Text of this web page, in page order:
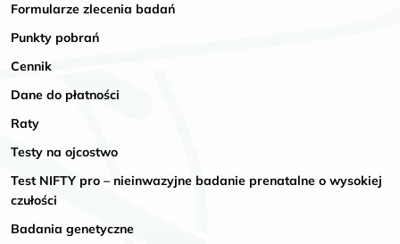
Formularze zlecenia badań
Punkty pobrań
Cennik
Dane do płatności
Raty
Testy na ojcostwo
Test NIFTY pro – nieinwazyjne badanie prenatalne o wysokiej
czułości
Badania genetyczne